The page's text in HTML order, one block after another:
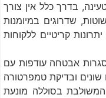
בדרך כלל אין צורך
שדרוגים במיומנות
קריטיים ללקוחות
אבטחה עודפות עם
ובדיקת טמפרטורה
בסוללה מונעת